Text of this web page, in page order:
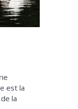
est la
la